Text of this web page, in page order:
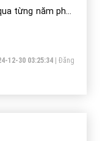
từng năm phát
12-30 03:25:34|Đăng